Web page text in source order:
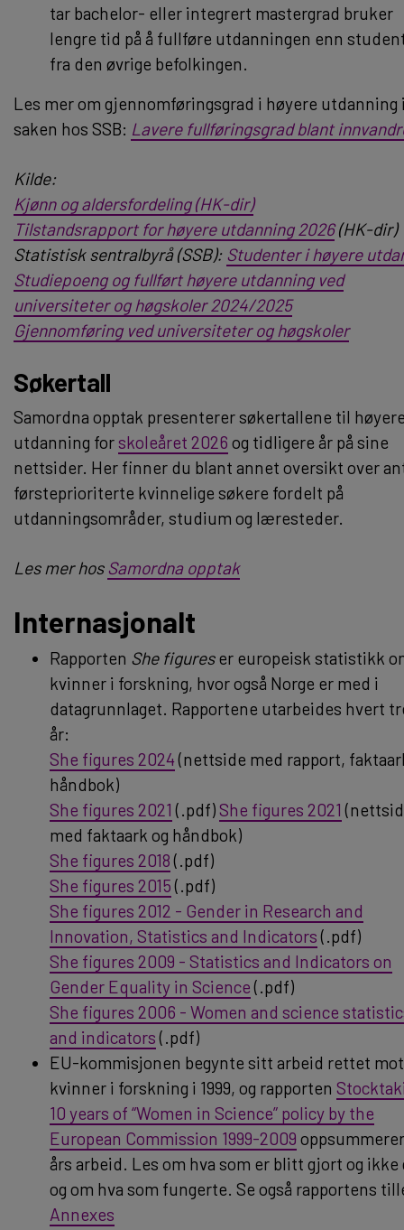
tar bachelor- eller integrert mastergrad bruker
lengre tid på å fullføre utdanningen enn
fra den øvrige befolkingen.
Les mer om gjennomføringsgrad i høyere utdanning
saken hos SSB: Lavere fullføringsgrad blant
Kilde:
Kjønn og aldersfordeling (HK-dir)
Tilstandsrapport for høyere utdanning 2026 (HK-dir)
Statistisk sentralbyrå (SSB): Studenter i høyere
Studiepoeng og fullført høyere utdanning ved
universiteter og høgskoler 2024/2025
Gjennomføring ved universiteter og høgskoler
Søkertall
Samordna opptak presenterer søkertallene til
utdanning forskoleåret 2026 og tidligere år på sine
nettsider. Her finner du blant annet oversikt over
førsteprioriterte kvinnelige søkere fordelt på
utdanningsområder, studium og læresteder.
Les mer hosSamordna opptak
Internasjonalt
Rapporten She figureser europeisk statistikk
kvinner i forskning, hvor også Norge er med i
datagrunnlaget. Rapportene utarbeides hvert
år:
She figures 2024(nettside med rapport,
håndbok)
She figures 2021 (.pdf)She figures 2021
med faktaark og håndbok)
She figures 2018(.pdf)
She figures 2015(.pdf)
She figures 2012 - Gender in Research and
Innovation, Statistics and Indicators(.pdf)
She figures 2009 - Statistics and Indicators on
Gender Equality in Science(.pdf)
She figures 2006 - Women and science
and indicators(.pdf)
EU-kommisjonen begynte sitt arbeid rettet mot
kvinner i forskning i 1999, og rapporten
10 years of “Women in Science” policy by the
European Commission 1999-2009
års arbeid. Les om hva som er blitt gjort og
og om hva som fungerte. Se også rapportens
Annexes